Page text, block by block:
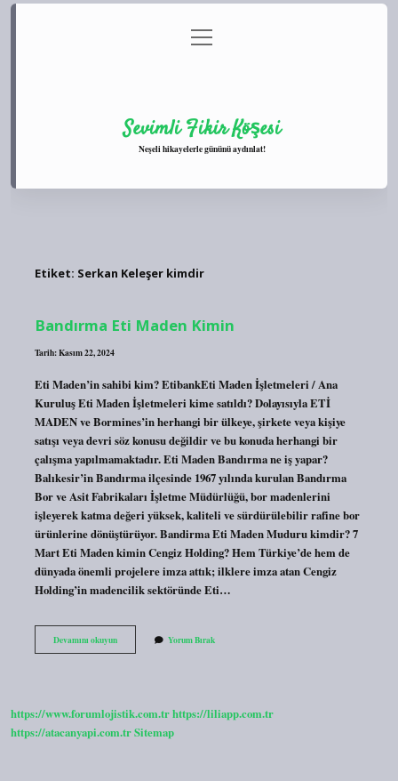
Gizlilik Politikası
menüyü
aç
Sevimli Fikir Köşesi
Neşeli hikayelerle gününü aydınlat!
Etiket: Serkan Keleşer kimdir
Bandırma Eti Maden Kimin
Tarih: Kasım 22, 2024
Eti Maden’in sahibi kim? EtibankEti Maden İşletmeleri / Ana
Kuruluş Eti Maden İşletmeleri kime satıldı? Dolayısıyla ETİ
MADEN ve Bormines’in herhangi bir ülkeye, şirkete veya kişiye
satışı veya devri söz konusu değildir ve bu konuda herhangi bir
çalışma yapılmamaktadır. Eti Maden Bandırma ne iş yapar?
Balıkesir’in Bandırma ilçesinde 1967 yılında kurulan Bandırma
Bor ve Asit Fabrikaları İşletme Müdürlüğü, bor madenlerini
işleyerek katma değeri yüksek, kaliteli ve sürdürülebilir rafine bor
ürünlerine dönüştürüyor. Bandirma Eti Maden Muduru kimdir? 7
Mart Eti Maden kimin Cengiz Holding? Hem Türkiye’de hem de
dünyada önemli projelere imza attık; ilklere imza atan Cengiz
Holding’in madencilik sektöründe Eti…
Devamını okuyunBandırma
Eti
Yorum Bırak
https://www.forumlojistik.com.trhttps://liliapp.com.tr
https://atacanyapi.com.trSitemap